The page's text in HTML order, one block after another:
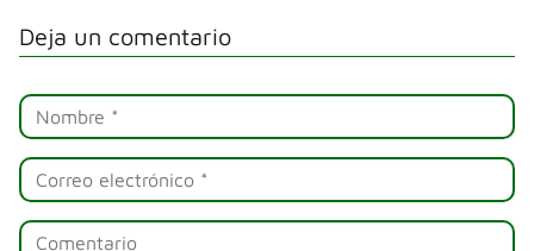
Deja un comentario